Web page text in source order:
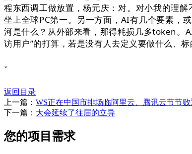
程东西调工做放置，杨元庆：对。对小我的理
坐上全球PC第一。另一方面，AI有几个要素，
河是什么？从外部来看，那得耗损几多token。
访用户”的打算，若是没有人去定义要做什么、
。
返回目录
上一篇： WS正在中国市排场临阿里云、腾讯云节节败
下一篇： 大会延续了往届的立异
您的项目需求